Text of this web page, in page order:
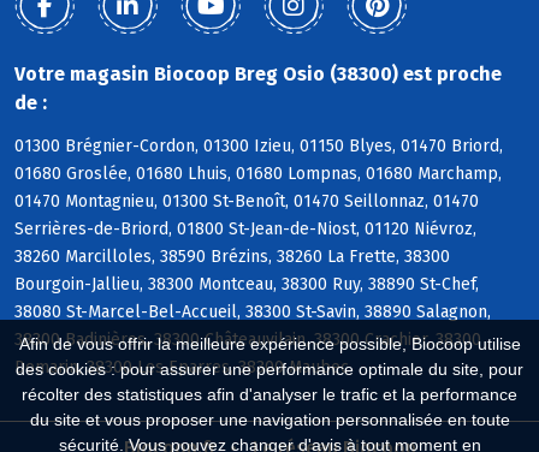
Afin de vous offrir la meilleure expérience possible, Biocoop utilise
des cookies : pour assurer une performance optimale du site, pour
récolter des statistiques afin d'analyser le trafic et la performance
du site et vous proposer une navigation personnalisée en toute
sécurité. Vous pouvez changer d'avis à tout moment en
Votre magasin Biocoop Breg Osio (38300) est proche
de :
01300 Brégnier-Cordon, 01300 Izieu, 01150 Blyes, 01470 Briord,
01680 Groslée, 01680 Lhuis, 01680 Lompnas, 01680 Marchamp,
01470 Montagnieu, 01300 St-Benoît, 01470 Seillonnaz, 01470
Serrières-de-Briord, 01800 St-Jean-de-Niost, 01120 Niévroz,
38260 Marcilloles, 38590 Brézins, 38260 La Frette, 38300
Bourgoin-Jallieu, 38300 Montceau, 38300 Ruy, 38890 St-Chef,
38080 St-Marcel-Bel-Accueil, 38300 St-Savin, 38890 Salagnon,
38300 Badinières, 38300 Châteauvilain, 38300 Crachier, 38300
Domarin, 38300 Les Eparres, 38300 Maubec